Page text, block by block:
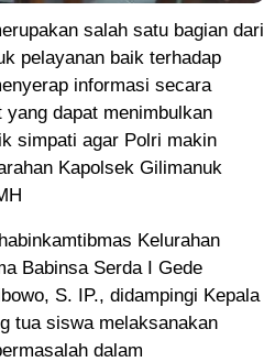
salah satu bagian dari
pelayanan baik terhadap
informasi secara
dapat menimbulkan
simpati agar Polri makin
Kapolsek Gilimanuk
Kelurahan
Babinsa Serda I Gede
S. IP., didampingi Kepala
tua siswa melaksanakan
dalam